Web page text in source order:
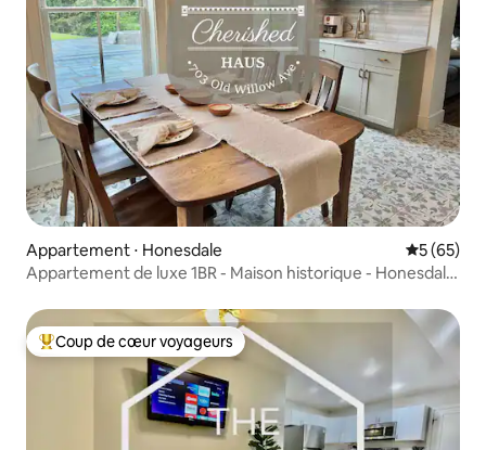
Appartement ⋅ Honesdale
5 (65)
Appartement de luxe 1BR - Maison historique - Honesdale,
Coups de cœur voyageurs les plus appréciés
Coup de cœur voyageurs